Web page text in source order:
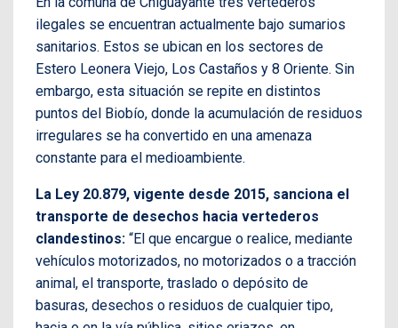
ilegales se encuentran actualmente bajo sumarios
sanitarios. Estos se ubican en los sectores de
Estero Leonera Viejo, Los Castaños y 8 Oriente. Sin
embargo, esta situación se repite en distintos
puntos del Biobío, donde la acumulación de residuos
irregulares se ha convertido en una amenaza
constante para el medioambiente.
La Ley 20.879, vigente desde 2015, sanciona el
transporte de desechos hacia vertederos
clandestinos: “El que encargue o realice, mediante
vehículos motorizados, no motorizados o a tracción
animal, el transporte, traslado o depósito de
basuras, desechos o residuos de cualquier tipo,